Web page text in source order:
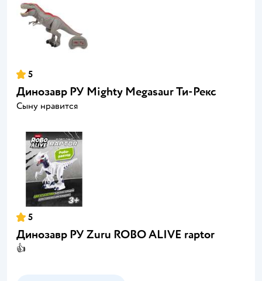
5
Динозавр РУ Mighty Megasaur Ти-Рекс
Сыну нравится
5
Динозавр РУ Zuru ROBO ALIVE raptor
👍